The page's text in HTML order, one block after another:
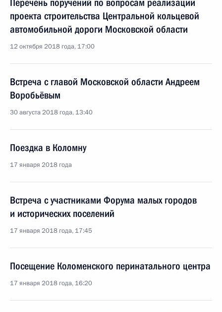
Перечень поручений по вопросам реализации
проекта строительства Центральной кольцевой
автомобильной дороги Московской области
12 октября 2018 года, 17:00
Встреча с главой Московской области Андреем
Воробьёвым
30 августа 2018 года, 13:40
Поездка в Коломну
17 января 2018 года
Встреча с участниками Форума малых городов
и исторических поселений
17 января 2018 года, 17:45
Посещение Коломенского перинатального центра
17 января 2018 года, 16:20